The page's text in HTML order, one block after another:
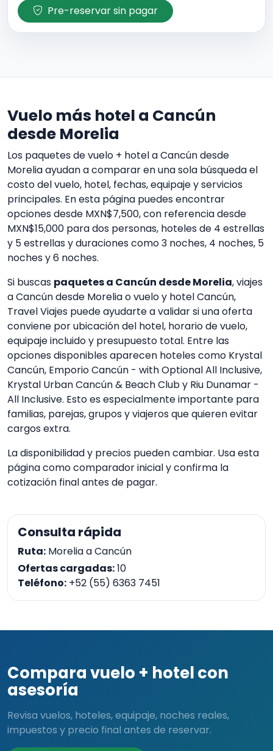
Pre-reservar sin pagar
Vuelo más hotel a Cancún
desde Morelia
Los paquetes de vuelo + hotel a Cancún desde
Morelia ayudan a comparar en una sola búsqueda el
costo del vuelo, hotel, fechas, equipaje y servicios
principales. En esta página puedes encontrar
opciones desde MXN$7,500, con referencia desde
MXN$15,000 para dos personas, hoteles de 4 estrellas
y 5 estrellas y duraciones como 3 noches, 4 noches, 5
noches y 6 noches.
Si buscas paquetes a Cancún desde Morelia, viajes
a Cancún desde Morelia o vuelo y hotel Cancún,
Travel Viajes puede ayudarte a validar si una oferta
conviene por ubicación del hotel, horario de vuelo,
equipaje incluido y presupuesto total. Entre las
opciones disponibles aparecen hoteles como Krystal
Cancún, Emporio Cancún - with Optional All Inclusive,
Krystal Urban Cancún & Beach Club y Riu Dunamar -
All Inclusive. Esto es especialmente importante para
familias, parejas, grupos y viajeros que quieren evitar
cargos extra.
La disponibilidad y precios pueden cambiar. Usa esta
página como comparador inicial y confirma la
cotización final antes de pagar.
Consulta rápida
Ruta: Morelia a Cancún
Ofertas cargadas:10
Teléfono: +52 (55) 6363 7451
Compara vuelo + hotel con
asesoría
Revisa vuelos, hoteles, equipaje, noches reales,
impuestos y precio final antes de reservar.